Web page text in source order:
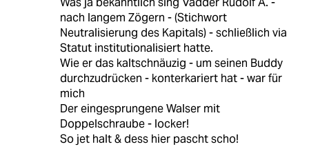
nach langem Zögern - (Stichwort
Neutralisierung des Kapitals) - schließlich via
Statut institutionalisiert hatte.
Wie er das kaltschnäuzig - um seinen Buddy
durchzudrücken - konterkariert hat - war für
mich
Der eingesprungene Walser mit
Doppelschraube - locker!
So jet halt & dess hier pascht scho!